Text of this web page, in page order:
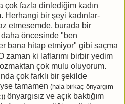
çok fazla dinlediğim kadın
Herhangi bir şeyi kadınlar-
etmesemde, burada bir
daha öncesinde "ben
bana hitap etmiyor" gibi saçma
zaman ki laflarımı birbir yedim
çok mulu oluyorum.
çok farklı bir şekilde
tamamen (hala birkaç önyargım
önyargısız ve açık baktığım